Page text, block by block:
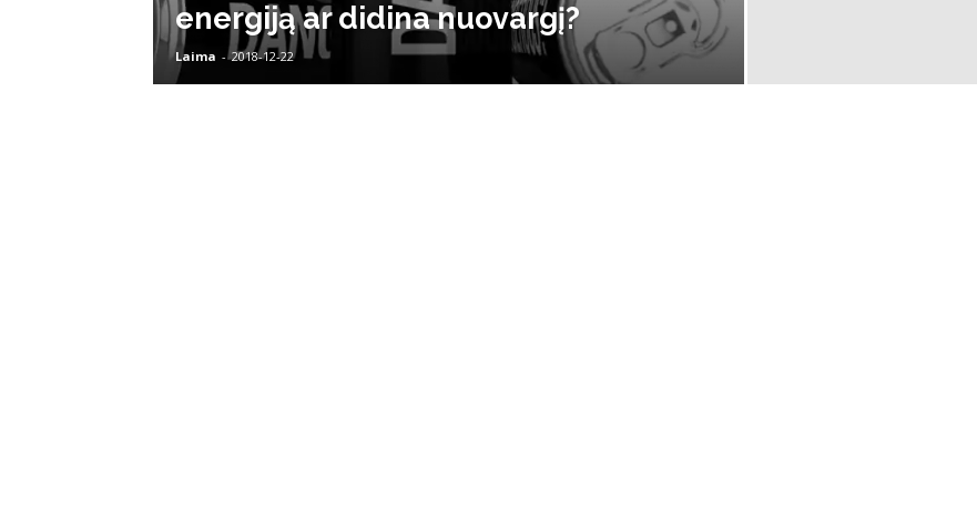
energiją ar didina nuovargį?
Laima - 2018-12-22